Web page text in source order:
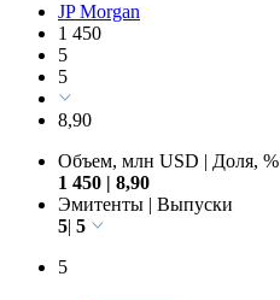
JP Morgan
1 450
5
5
8,90
Объем, млн USD | Доля, %
1 450 | 8,90
Эмитенты | Выпуски
5| 5
5